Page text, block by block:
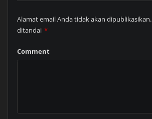
Alamat email Anda tidak akan dipublikasikan.
ditandai *
Comment